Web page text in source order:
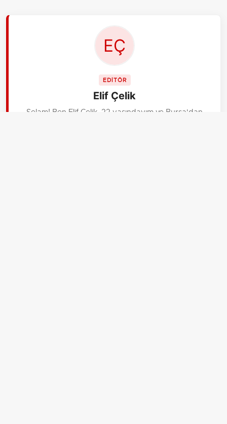
EDİTÖR
Elif Çelik
Selam! Ben Elif Çelik, 22 yaşındayım ve Bursa'dan